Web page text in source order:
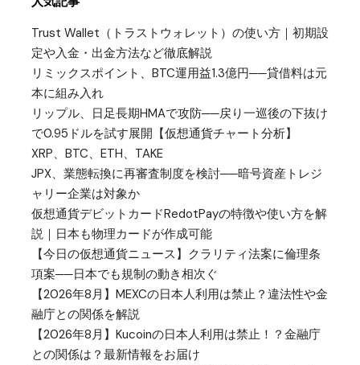
Trust Wallet（トラストウォレット）の使い方｜初期設
定や入金・出金方法など徹底解説
リミックスポイント、BTC運用益1.3億円──貸借料は元
本に組み入れ
リップル、日足長期HMAで攻防──戻り一巡後の下抜け
で0.95ドルを試す展開【仮想通貨チャート分析】
XRP、BTC、ETH、TAKE
JPX、業態転換に再審査制度を検討──暗号資産トレジ
ャリー企業は対象か
仮想通貨デビットカードRedotPayの特徴や使い方を解
説｜日本も物理カードが作成可能
【今日の仮想通貨ニュース】クラリティ法案に倫理条
項案──日本でも規制の動き相次ぐ
【2026年8月】MEXCの日本人利用は禁止？違法性や金
融庁との関係を解説
【2026年8月】Kucoinの日本人利用は禁止！？金融庁
との関係は？最新情報をお届け